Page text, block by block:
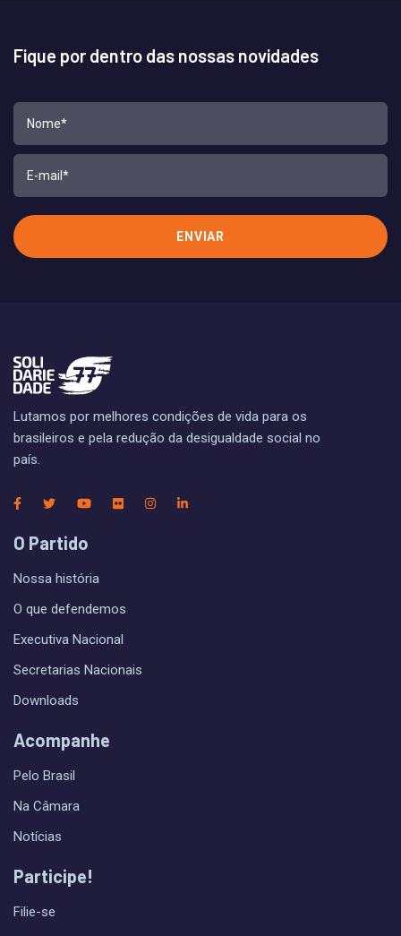
Fique por dentro das nossas novidades
Lutamos por melhores condições de vida para os
brasileiros e pela redução da desigualdade social no
país.
O Partido
Nossa história
O que defendemos
Executiva Nacional
Secretarias Nacionais
Downloads
Acompanhe
Pelo Brasil
Na Câmara
Notícias
Participe!
Filie-se